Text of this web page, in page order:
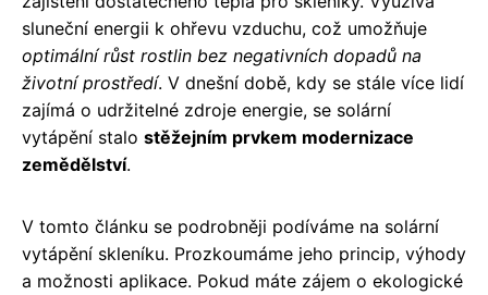
sluneční energii k ohřevu vzduchu, což umožňuje
optimální růst rostlin bez negativních dopadů na
životní prostředí. V dnešní době, kdy se stále více lidí
zajímá o udržitelné zdroje energie, se solární
vytápění stalo stěžejním prvkem modernizace
zemědělství.
V tomto článku se podrobněji podíváme na solární
vytápění skleníku. Prozkoumáme jeho princip, výhody
a možnosti aplikace. Pokud máte zájem o ekologické